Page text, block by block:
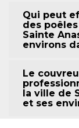
Qui peut
des
Sainte
environs
Le
la ville de
et ses